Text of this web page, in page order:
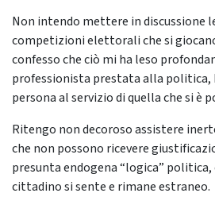
Non intendo mettere in discussione
competizioni elettorali che si
confesso che ciò mi ha leso
professionista prestata alla politica,
persona al servizio di quella che si è
Ritengo non decoroso assistere
che non possono ricevere
presunta endogena “logica”
cittadino si sente e rimane estraneo.